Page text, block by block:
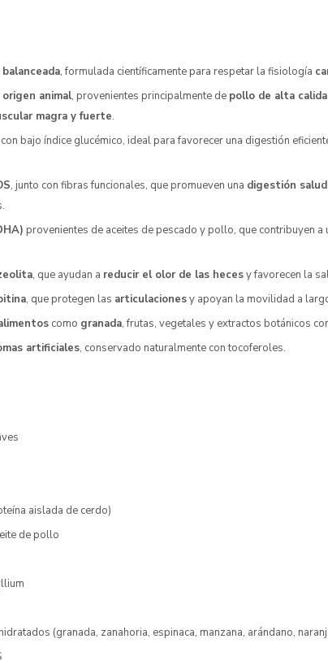
, formulada científicamente para respetar la fisiología
animal, provenientes principalmente de pollo de alta
magra y fuerte.
con bajo índice glucémico, ideal para favorecer una digestión
, junto con fibras funcionales, que promueven una digestión
provenientes de aceites de pescado y pollo, que contribuyen a
, que ayudan a reducir el olor de las hecesy favorecen la
, que protegen las articulacionesy apoyan la movilidad a
como granada, frutas, vegetales y extractos botánicos
artificiales, conservado naturalmente con tocoferoles.
aislada de cerdo)
de pollo
(granada, zanahoria, espinaca, manzana, arándano,